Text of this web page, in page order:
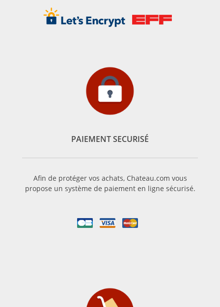
PAIEMENT SECURISÉ
Afin de protéger vos achats, Chateau.com vous
propose un système de paiement en ligne sécurisé.